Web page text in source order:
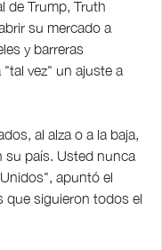
de Trump, Truth
su mercado a
y barreras
vez" un ajuste a
al alza o a la baja,
su país. Usted nunca
apuntó el
que siguieron todos el